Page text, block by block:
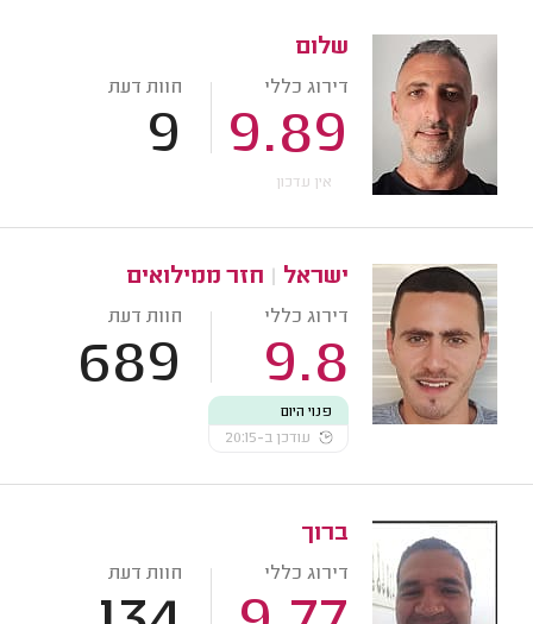
שלום
דירוג כללי
9.89
חוות דעת
9
אין עדכון
ישראל חזר ממילואים
דירוג כללי
9.8
חוות דעת
689
פנוי היום
עודכן ב-20:15
ברוך
דירוג כללי חוות דעת